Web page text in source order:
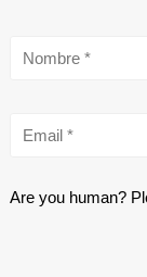
Are you human?